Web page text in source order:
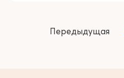
Передыдущая